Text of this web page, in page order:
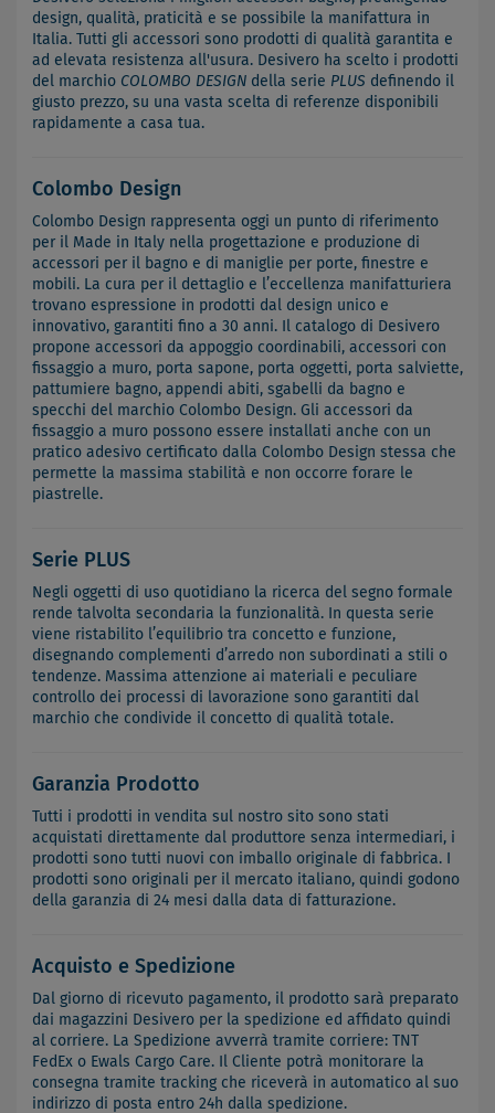
design, qualità, praticità e se possibile la manifattura in
Italia. Tutti gli accessori sono prodotti di qualità garantita e
ad elevata resistenza all'usura. Desivero ha scelto i prodotti
del marchio COLOMBO DESIGN della serie PLUS definendo il
giusto prezzo, su una vasta scelta di referenze disponibili
rapidamente a casa tua.
Colombo Design
Colombo Design rappresenta oggi un punto di riferimento
per il Made in Italy nella progettazione e produzione di
accessori per il bagno e di maniglie per porte, finestre e
mobili. La cura per il dettaglio e l’eccellenza manifatturiera
trovano espressione in prodotti dal design unico e
innovativo, garantiti fino a 30 anni. Il catalogo di Desivero
propone accessori da appoggio coordinabili, accessori con
fissaggio a muro, porta sapone, porta oggetti, porta salviette,
pattumiere bagno, appendi abiti, sgabelli da bagno e
specchi del marchio Colombo Design. Gli accessori da
fissaggio a muro possono essere installati anche con un
pratico adesivo certificato dalla Colombo Design stessa che
permette la massima stabilità e non occorre forare le
piastrelle.
Serie PLUS
Negli oggetti di uso quotidiano la ricerca del segno formale
rende talvolta secondaria la funzionalità. In questa serie
viene ristabilito l’equilibrio tra concetto e funzione,
disegnando complementi d’arredo non subordinati a stili o
tendenze. Massima attenzione ai materiali e peculiare
controllo dei processi di lavorazione sono garantiti dal
marchio che condivide il concetto di qualità totale.
Garanzia Prodotto
Tutti i prodotti in vendita sul nostro sito sono stati
acquistati direttamente dal produttore senza intermediari, i
prodotti sono tutti nuovi con imballo originale di fabbrica. I
prodotti sono originali per il mercato italiano, quindi godono
della garanzia di 24 mesi dalla data di fatturazione.
Acquisto e Spedizione
Dal giorno di ricevuto pagamento, il prodotto sarà preparato
dai magazzini Desivero per la spedizione ed affidato quindi
al corriere. La Spedizione avverrà tramite corriere: TNT
FedEx o Ewals Cargo Care. Il Cliente potrà monitorare la
consegna tramite tracking che riceverà in automatico al suo
indirizzo di posta entro 24h dalla spedizione.